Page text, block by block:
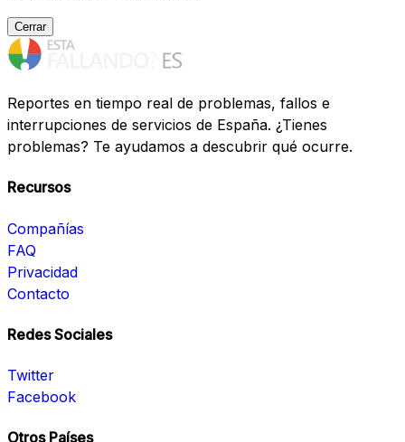
Cerrar
Reportes en tiempo real de problemas, fallos e
interrupciones de servicios de España. ¿Tienes
problemas? Te ayudamos a descubrir qué ocurre.
Recursos
Compañías
FAQ
Privacidad
Contacto
Redes Sociales
Twitter
Facebook
Otros Países